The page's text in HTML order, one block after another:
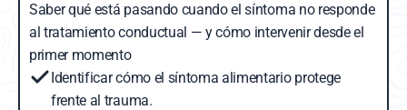
Saber qué está pasando cuando el síntoma no responde
al tratamiento conductual — y cómo intervenir desde el
primer momento
Identificar cómo el síntoma alimentario protege
frente al trauma.